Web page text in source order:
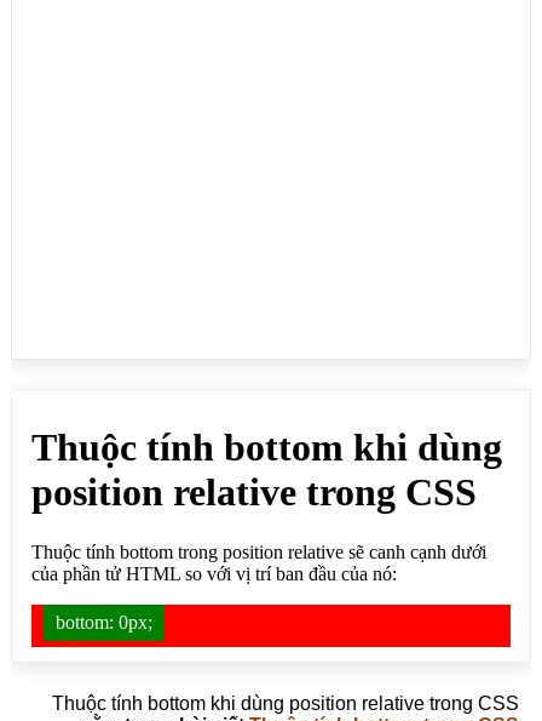
Thuộc tính bottom khi dùng position relative trong CSS